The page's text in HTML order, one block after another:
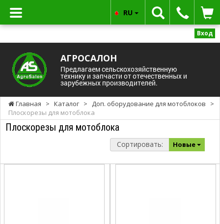
Вход
АГРОСАЛОН
Предлагаем сельскохозяйственную
технику и запчасти от отечественных и
зарубежных производителей.
RU
Главная > Каталог > Доп. оборудование для мотоблоков
>
Плоскорезы для мотоблока
Плоскорезы для мотоблока
Сортировать: Новые